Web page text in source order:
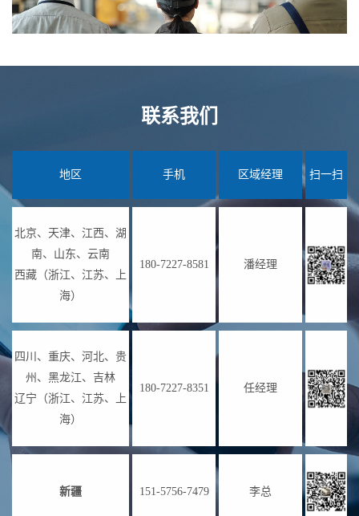
联系我们
地区 手机 区域经理 扫一扫
北京、天津、江西、湖
南、山东、云南
西藏（浙江、江苏、上
海）
180-7227-8581 潘经理
四川、重庆、河北、贵
州、黑龙江、吉林
辽宁（浙江、江苏、上
海）
180-7227-8351 任经理
新疆 151-5756-7479 李总